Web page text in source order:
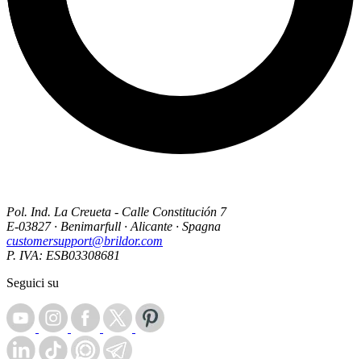
Pol. Ind. La Creueta - Calle Constitución 7
E-03827 · Benimarfull · Alicante · Spagna
customersupport@brildor.com
P. IVA: ESB03308681
Seguici su